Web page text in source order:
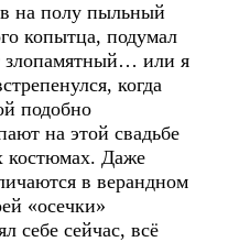
на полу пыльный
копытца, подумал
злопамятный… или я
когда
подобно
на этой свадьбе
костюмах. Даже
в верандном
«осечки»
себе сейчас, всё